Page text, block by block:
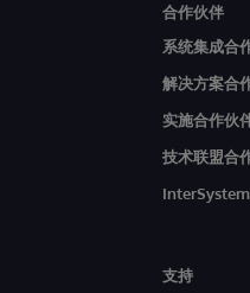
合作伙伴
系统集成合
解决方案合
实施合作伙
技术联盟合
支持